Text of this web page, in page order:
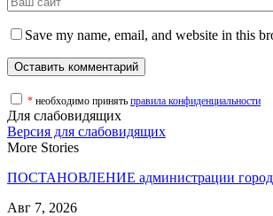
Save my name, email, and website in this
* необходимо принять правила конфиденциальности
Для слабовидящих
Версия для слабовидящих
More Stories
ПОСТАНОВЛЕНИЕ администрации
Авг 7, 2026